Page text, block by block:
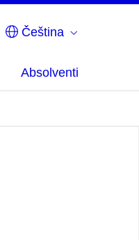
Čeština
Absolventi